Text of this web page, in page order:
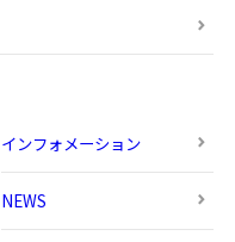
インフォメーション
NEWS